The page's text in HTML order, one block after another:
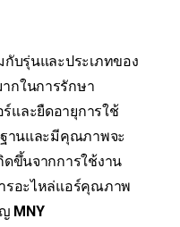
กับรุ่นและประเภทของ
กในการรักษา
และยืดอายุการใช้
ฐานและมีคุณภาพจะ
ขึ้นจากการใช้งาน
รอะไหล่แอร์คุณภาพ
MNY